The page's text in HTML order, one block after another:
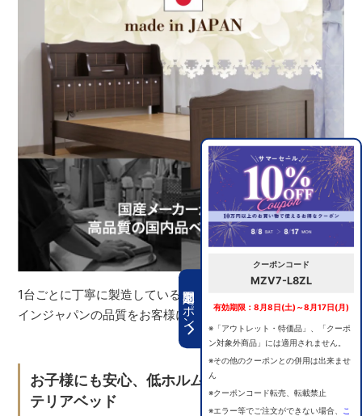
期間限定クーポン
クーポンコード
MZV7-L8ZL
有効期限：8月8日(土)～8月17日(月)
※「アウトレット・特価品」、「クーポ
ン対象外商品」には適用されません。
※その他のクーポンとの併用は出来ませ
ん
※クーポンコード転売、転載禁止
※エラー等でご注文ができない場合、
こ
1台ごとに丁寧に製造している、国内一貫生産です。メイド
インジャパンの品質をお客様にお届けします。
お子様にも安心、低ホルムアルデヒドのイン
テリアベッド